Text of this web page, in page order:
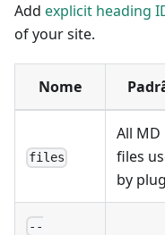
Add explicit heading
of your site.
Nome
files
All MD
files
by
--